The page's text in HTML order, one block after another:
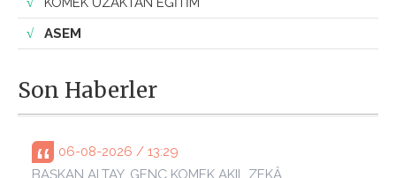
04-08-2026 / 07:14
GENÇ KOMEK 2. EL OYUNCAK PAZARI PAYLAŞMANIN
VE DAYANIŞMANIN EN GÜZEL ÖRNEĞİ OLDU
KURSU ÖĞRENCİMİZİ OYUN KAMPINDA MİSAFİR
EDİYORUZ”